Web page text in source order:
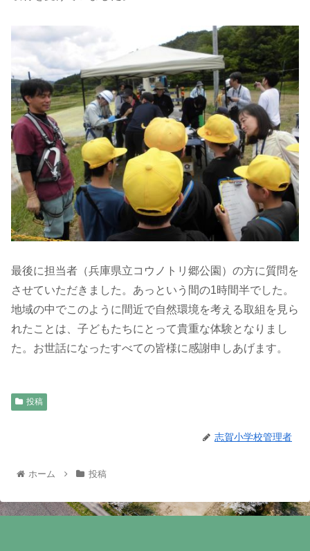
最後に担当者（兵庫県立コウノトリ郷公園）の方に質問を
させていただきました。あっという間の1時間半でした。
地域の中でこのように間近で自然環境を考える取組を見ら
れたことは、子どもたちにとって貴重な体験となりまし
た。お世話になったすべての皆様に感謝申しあげます。
投稿
志賀小学校管理者
ホーム 投稿